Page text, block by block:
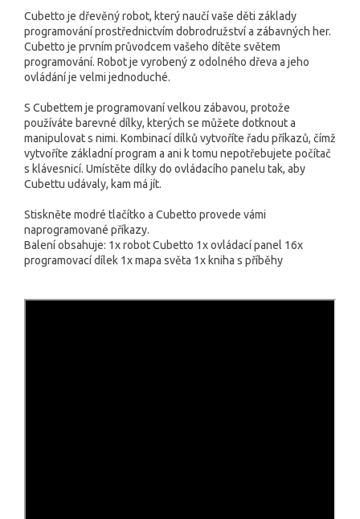
Cubetto je dřevěný robot, který naučí vaše děti základy
programování prostřednictvím dobrodružství a zábavných her.
Cubetto je prvním průvodcem vašeho dítěte světem
programování. Robot je vyrobený z odolného dřeva a jeho
ovládání je velmi jednoduché.
S Cubettem je programovaní velkou zábavou, protože
používáte barevné dílky, kterých se můžete dotknout a
manipulovat s nimi. Kombinací dílků vytvoříte řadu příkazů, čímž
vytvoříte základní program a ani k tomu nepotřebujete počítač
s klávesnicí. Umístěte dílky do ovládacího panelu tak, aby
Cubettu udávaly, kam má jít.
Stiskněte modré tlačítko a Cubetto provede vámi
naprogramované příkazy.
Balení obsahuje: 1x robot Cubetto 1x ovládací panel 16x
programovací dílek 1x mapa světa 1x kniha s příběhy